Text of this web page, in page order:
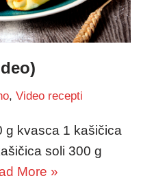
, Video recepti
g kvasca 1 kašičica
soli 300 g
More »